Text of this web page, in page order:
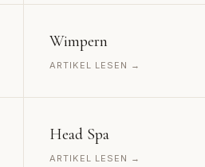
Wimpern
ARTIKEL LESEN →
Head Spa
ARTIKEL LESEN →